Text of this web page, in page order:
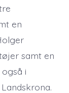
en
samt en
i